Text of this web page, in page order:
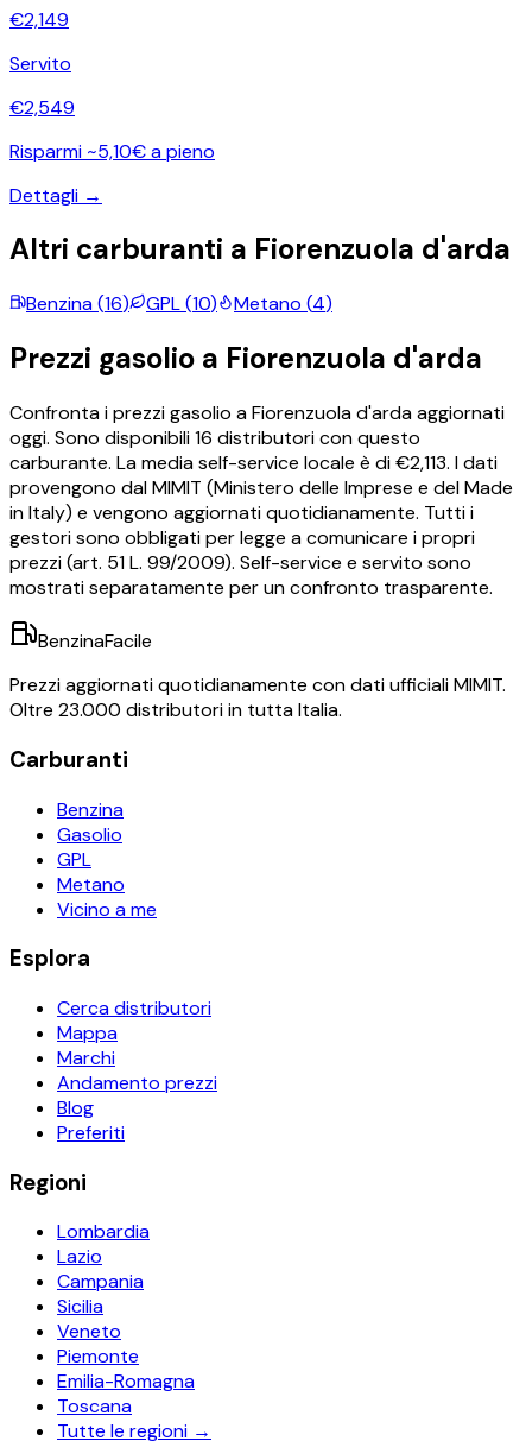
€2,149
Servito
€2,549
Risparmi ~5,10€ a pieno
Dettagli →
Altri carburanti a Fiorenzuola d'arda
Benzina(16) GPL(10) Metano (4)
Prezzi gasolio a Fiorenzuola d'arda
Confronta i prezzigasolio aFiorenzuola d'ardaaggiornati
oggi. Sono disponibili16 distributori con questo
carburante. La media self-service locale è di €2,113. I dati
provengono dal MIMIT (Ministero delle Imprese e del Made
in Italy) e vengono aggiornati quotidianamente. Tutti i
gestori sono obbligati per legge a comunicare i propri
prezzi (art. 51 L. 99/2009). Self-service e servito sono
mostrati separatamente per un confronto trasparente.
BenzinaFacile
Prezzi aggiornati quotidianamente con dati ufficiali MIMIT.
Oltre 23.000 distributori in tutta Italia.
Carburanti
Benzina
Gasolio
GPL
Metano
Vicino a me
Esplora
Cerca distributori
Mappa
Marchi
Andamento prezzi
Blog
Preferiti
Regioni
Lombardia
Lazio
Campania
Sicilia
Veneto
Piemonte
Emilia-Romagna
Toscana
Tutte le regioni →